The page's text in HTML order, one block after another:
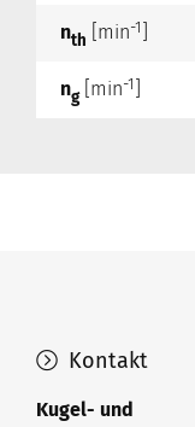
nth [min-1
ng[min-1
Kontakt
Kugel- und